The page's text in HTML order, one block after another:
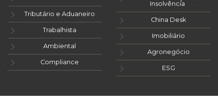
Tributário e Aduaneiro
Trabalhista
Ambiental
Compliance
Insolvência
China Desk
Imobiliário
Agronegócio
ESG